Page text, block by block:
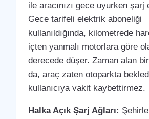
ile aracınızı gece uyurken
Gece tarifeli elektrik aboneliği
kullanıldığında, kilometrede
içten yanmalı motorlara göre
derecede düşer. Zaman alan
da, araç zaten otoparkta
kullanıcıya vakit kaybettirmez.
Halka Açık Şarj Ağları: